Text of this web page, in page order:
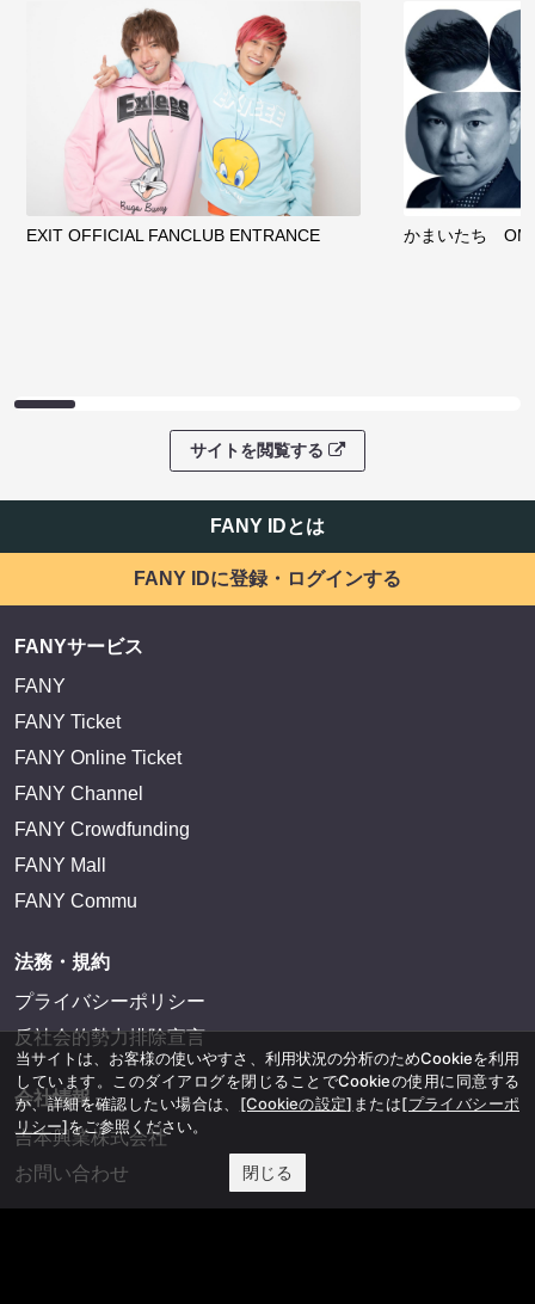
EXIT OFFICIAL FANCLUB ENTRANCE かまいたち
サイトを閲覧する
FANY IDとは
FANY IDに登録・ログインする
FANYサービス
FANY
FANY Ticket
FANY Online Ticket
FANY Channel
FANY Crowdfunding
FANY Mall
FANY Commu
法務・規約
プライバシーポリシー
反社会的勢力排除宣言
会社情報
吉本興業株式会社
お問い合わせ
当サイトは、お客様の使いやすさ、利用状況の分析のためCookieを利用
しています。このダイアログを閉じることでCookieの使用に同意する
か、詳細を確認したい場合は、 [Cookieの設定] または[プライバシーポ
リシー]をご参照ください。
閉じる